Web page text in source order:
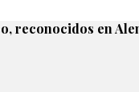
reconocidos en